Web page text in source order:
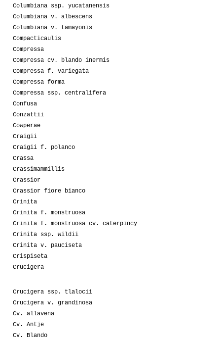
Columbiana ssp. yucatanensis
Columbiana v. albescens
Columbiana v. tamayonis
Compacticaulis
Compressa
Compressa cv. blando inermis
Compressa f. variegata
Compressa forma
Compressa ssp. centralifera
Confusa
Conzattii
Cowperae
Craigii
Craigii f. polanco
Crassa
Crassimammillis
Crassior
Crassior fiore bianco
Crinita
Crinita f. monstruosa
Crinita f. monstruosa cv. caterpincy
Crinita ssp. wildii
Crinita v. pauciseta
Crispiseta
Crucigera
Crucigera ssp. tlalocii
Crucigera v. grandinosa
Cv. allavena
Cv. Antje
Cv. Blando